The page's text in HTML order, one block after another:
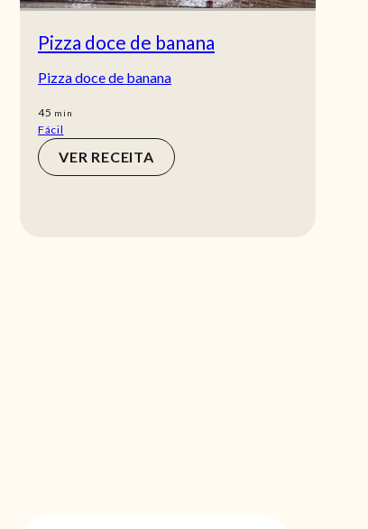
Pizza doce de banana
Pizza doce de banana
45 min
min
Fácil
VER RECEITA